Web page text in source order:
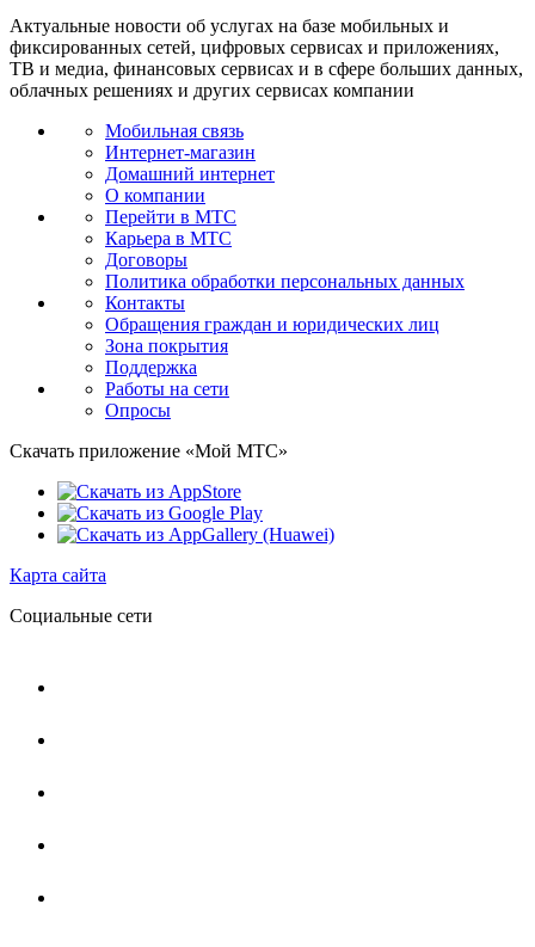
Актуальные новости об услугах на базе мобильных и
фиксированных сетей, цифровых сервисах и приложениях,
ТВ и медиа, финансовых сервисах и в сфере больших данных,
облачных решениях и других сервисах компании
Мобильная связь
Интернет-магазин
Домашний интернет
О компании
Перейти в МТС
Карьера в МТС
Договоры
Политика обработки персональных данных
Контакты
Обращения граждан и юридических лиц
Зона покрытия
Поддержка
Работы на сети
Опросы
Скачать приложение «Мой МТС»
Карта сайта
Социальные сети